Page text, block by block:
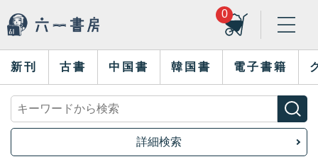
0
新刊 古書 中国書 韓国書 電子書籍
詳細検索